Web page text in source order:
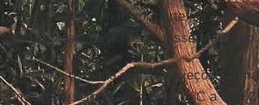
deverão afetar, em maior parte, as
mais tropicais do planeta”, disseMarengo.
O relatório ressalta que as projeções
aumento de temperatura de 1,7 ºC a 6,7